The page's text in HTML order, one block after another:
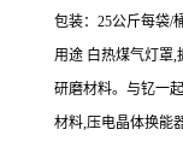
包装：25公斤每袋/
用途 白热煤气灯罩,
研磨材料。与钇一
材料,压电晶体换能